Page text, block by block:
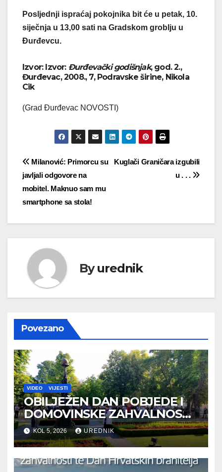
Posljednji ispraćaj pokojnika bit će u petak, 10.
siječnja u 13,00 sati na Gradskom groblju u
Đurđevcu.
Izvor: Izvor: Đurđevački godišnjak, god. 2.,
Đurđevac, 2008., 7, Podravske širine, Nikola
Cik
(Grad Đurđevac NOVOSTI)
Navigacija
objava
Kuglači Graničara izgubili
u . . .
Milanović: Primorcu su
javljali odgovore na
mobitel. Maknuo sam mu
smartphone sa stola!
Byurednik
Povezano
VIDEO VIJESTI
OBILJEŽEN DAN POBJEDE I
DOMOVINSKE ZAHVALNOSTI
TE DAN HRVATSKIH
BRANITELJA
KOL 5, 2026 UREDNIK